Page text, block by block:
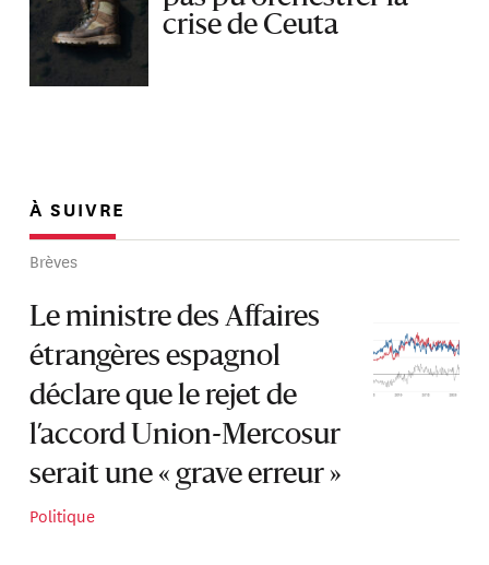
crise de Ceuta
À SUIVRE
Brèves
Le ministre des Affaires
étrangères espagnol
déclare que le rejet de
l’accord Union-Mercosur
serait une « grave erreur »
Politique